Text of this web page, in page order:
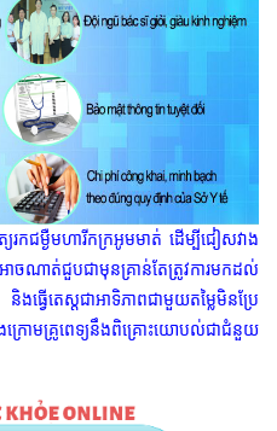
រកជម្ងឺមហារីកក្រអូមមាត់ ដើម្បីជៀសវាង
ចណាត់ជួបជាមុនគ្រាន់តែត្រូវការមកដល់
វើតេស្តជាអាទិភាពជាមួយតម្លៃមិនប្រែ
ក្រោមគ្រូពេទ្យនឹងពិគ្រោះយោបល់ជាជំនួយ